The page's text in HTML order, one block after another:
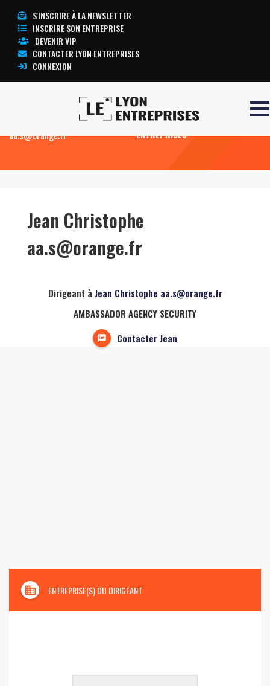
S'INSCRIRE À LA NEWSLETTER
INSCRIRE SON ENTREPRISE
DEVENIR VIP
CONTACTER LYON ENTREPRISES
CONNEXION
Jean Christophe
aa.s@orange.fr
TOUTE L’ACTUALITÉ LYON
ENTREPRISES
Jean Christophe
aa.s@orange.fr
Dirigeant à Jean Christophe aa.s@orange.fr
AMBASSADOR AGENCY SECURITY
Contacter Jean
domain ENTREPRISE(S) DU DIRIGEANT